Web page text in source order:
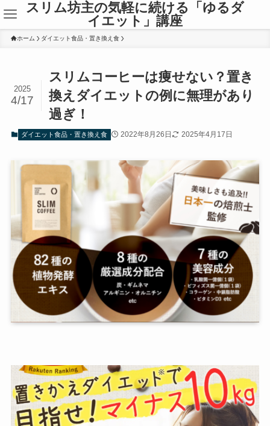
スリム坊主の気軽に続ける「ゆるダ
イエット」講座
ホーム ダイエット食品・置き換え食
スリムコーヒーは痩せない？置き
換えダイエットの例に無理があり
過ぎ！
2025
4/17
ダイエット食品・置き換え食 2022年8月26日 2025年4月17日